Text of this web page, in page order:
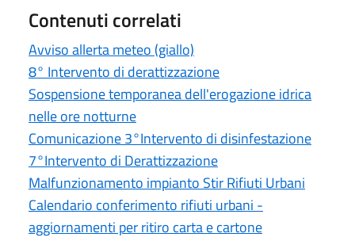
Contenuti correlati
Avviso allerta meteo (giallo)
8° Intervento di derattizzazione
Sospensione temporanea dell'erogazione idrica
nelle ore notturne
Comunicazione 3°Intervento di disinfestazione
7°Intervento di Derattizzazione
Malfunzionamento impianto Stir Rifiuti Urbani
Calendario conferimento rifiuti urbani -
aggiornamenti per ritiro carta e cartone